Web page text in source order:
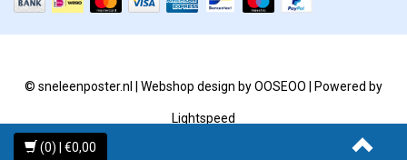
© sneleenposter.nl | Webshop design byOOSEOO | Powered by
Lightspeed
(0) | €0,00